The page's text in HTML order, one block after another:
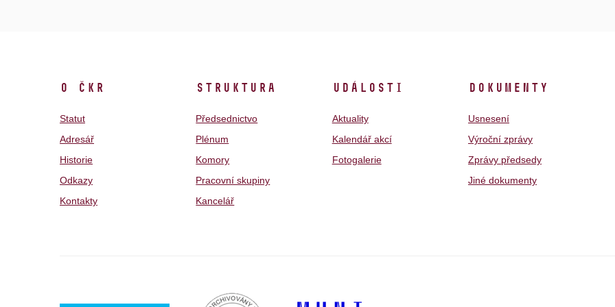
O ČKR
Statut
Adresář
Historie
Odkazy
Kontakty
Struktura
Předsednictvo
Plénum
Komory
Pracovní skupiny
Kancelář
Události
Aktuality
Kalendář akcí
Fotogalerie
Dokumenty
Usnesení
Výroční zprávy
Zprávy předsedy
Jiné dokumenty